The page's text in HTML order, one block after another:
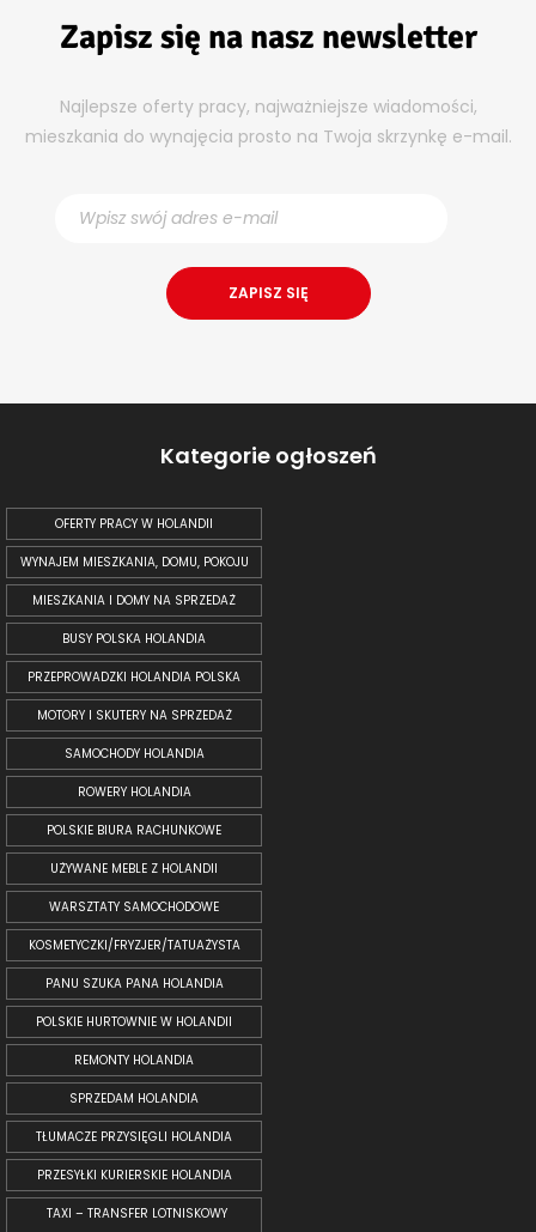
Zapisz się na nasz newsletter
Najlepsze oferty pracy, najważniejsze wiadomości,
mieszkania do wynajęcia prosto na Twoja skrzynkę e-mail.
Kategorie ogłoszeń
OFERTY PRACY W HOLANDII
WYNAJEM MIESZKANIA, DOMU, POKOJU
MIESZKANIA I DOMY NA SPRZEDAŻ
BUSY POLSKA HOLANDIA
PRZEPROWADZKI HOLANDIA POLSKA
MOTORY I SKUTERY NA SPRZEDAŻ
SAMOCHODY HOLANDIA
ROWERY HOLANDIA
POLSKIE BIURA RACHUNKOWE
UŻYWANE MEBLE Z HOLANDII
WARSZTATY SAMOCHODOWE
KOSMETYCZKI/FRYZJER/TATUAŻYSTA
PANU SZUKA PANA HOLANDIA
POLSKIE HURTOWNIE W HOLANDII
REMONTY HOLANDIA
SPRZEDAM HOLANDIA
TŁUMACZE PRZYSIĘGLI HOLANDIA
PRZESYŁKI KURIERSKIE HOLANDIA
TAXI – TRANSFER LOTNISKOWY